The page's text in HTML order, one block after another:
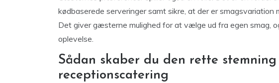
kødbaserede serveringer samt sikre, at der er smagsvariation
Det giver gæsterne mulighed for at vælge ud fra egen smag,
oplevelse.
Sådan skaber du den rette stemning
receptionscatering